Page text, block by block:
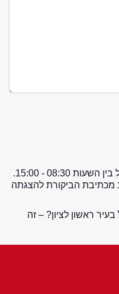
08:30 - 15:00.
מכתיבת הביקורת להצגתה
ראשון לציון? – זה